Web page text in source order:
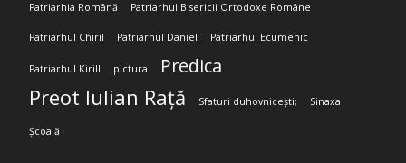
Patriarhia Română Patriarhul Bisericii Ortodoxe Române
Patriarhul Chiril Patriarhul Daniel Patriarhul Ecumenic
Patriarhul Kirill pictura Predica
Preot Iulian Rață Sfaturi duhovnicești; Sinaxa
Școală